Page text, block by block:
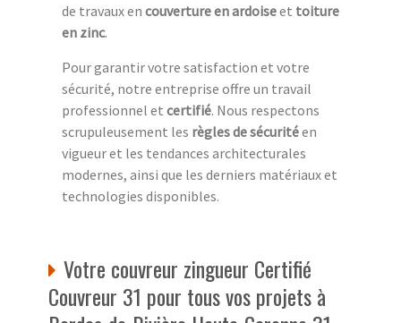
de travaux en couverture en ardoiseet toiture
en zinc.
Pour garantir votre satisfaction et votre
sécurité, notre entreprise offre un travail
professionnel et certifié. Nous respectons
scrupuleusement les règles de sécuritéen
vigueur et les tendances architecturales
modernes, ainsi que les derniers matériaux et
technologies disponibles.
Votre couvreur zingueur Certifié
Couvreur 31 pour tous vos projets à